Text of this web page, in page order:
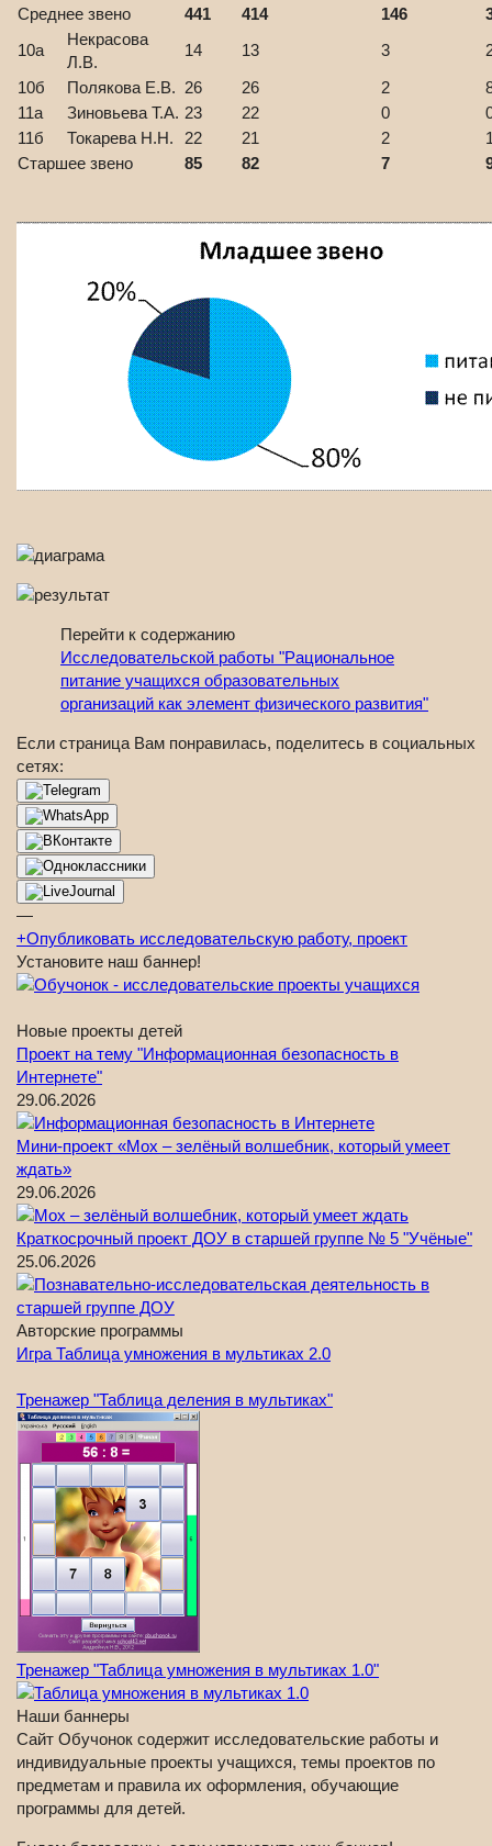
Среднее звено
441 414 146
10а
Некрасова
Л.В.
14 13 3
10б
Полякова Е.В. 26 26 2
11а
Зиновьева Т.А. 23 22 0
11б
Токарева Н.Н. 22 21 2
Старшее звено
85 82 7
Перейти к содержанию
Исследовательской работы "Рациональное
питание учащихся образовательных
организаций как элемент физического развития"
Если страница Вам понравилась, поделитесь в социальных
сетях:
—
+Опубликовать исследовательскую работу, проект
Установите наш баннер!
Новые проекты детей
Проект на тему "Информационная безопасность в
Интернете"
29.06.2026
Мини-проект «Мох – зелёный волшебник, который умеет
ждать»
29.06.2026
Краткосрочный проект ДОУ в старшей группе № 5 "Учёные"
25.06.2026
Авторские программы
Игра Таблица умножения в мультиках 2.0
Тренажер "Таблица деления в мультиках"
Тренажер "Таблица умножения в мультиках 1.0"
Наши баннеры
Сайт Обучонок содержит исследовательские работы и
индивидуальные проекты учащихся, темы проектов по
предметам и правила их оформления, обучающие
программы для детей.